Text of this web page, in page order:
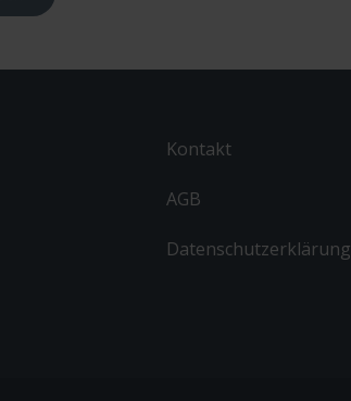
Kontakt
AGB
Datenschutzerklärung